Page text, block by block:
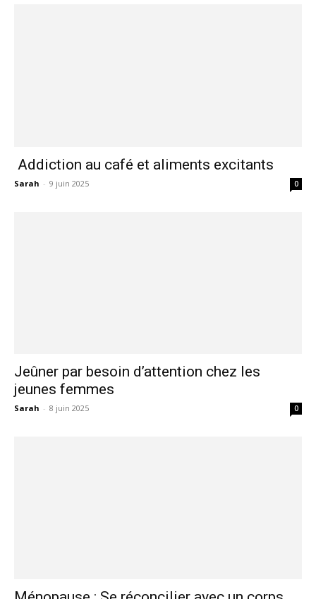
Addiction au café et aliments excitants
Sarah - 9 juin 2025 0
Jeûner par besoin d’attention chez les
jeunes femmes
Sarah - 8 juin 2025 0